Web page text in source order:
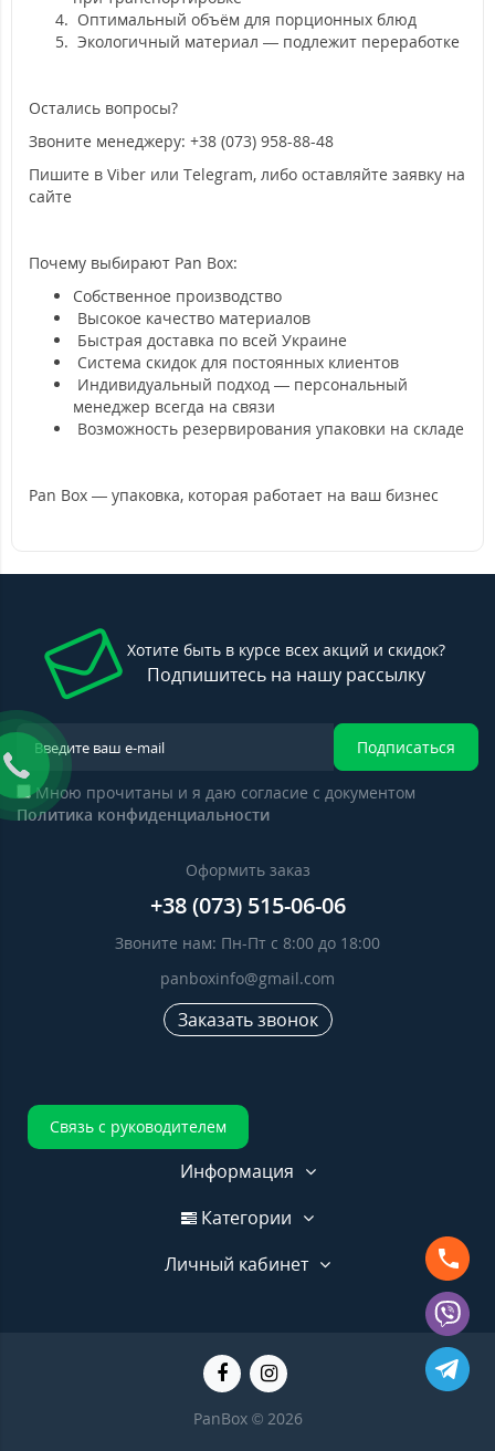
Оптимальный объём для порционных блюд
Экологичный материал — подлежит переработке
Остались вопросы?
Звоните менеджеру: +38 (073) 958-88-48
Пишите в Viber или Telegram, либо оставляйте заявку на
сайте
Почему выбирают Pan Box:
Собственное производство
Высокое качество материалов
Быстрая доставка по всей Украине
Система скидок для постоянных клиентов
Индивидуальный подход — персональный
менеджер всегда на связи
Возможность резервирования упаковки на складе
Pan Box — упаковка, которая работает на ваш бизнес
Хотите быть в курсе всех акций и скидок?
Подпишитесь на нашу рассылку
Подписаться
Мною прочитаны и я даю согласие с документом
Политика конфиденциальности
Оформить заказ
+38 (073) 515-06-06
Звоните нам: Пн-Пт с 8:00 до 18:00
panboxinfo@gmail.com
Заказать звонок
Связь с руководителем
Информация
Категории
Личный кабинет
PanBox © 2026